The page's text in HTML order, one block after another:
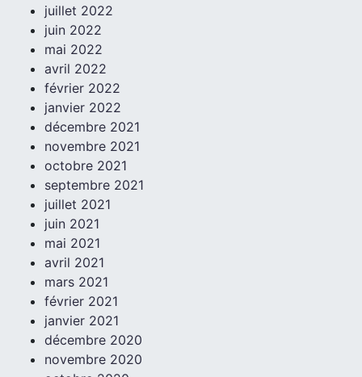
juillet 2022
juin 2022
mai 2022
avril 2022
février 2022
janvier 2022
décembre 2021
novembre 2021
octobre 2021
septembre 2021
juillet 2021
juin 2021
mai 2021
avril 2021
mars 2021
février 2021
janvier 2021
décembre 2020
novembre 2020